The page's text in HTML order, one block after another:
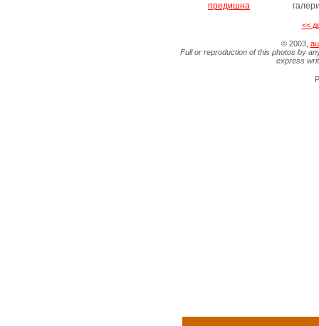
предишна
<<
© 2003,
Full or reproduction of this photos by
express